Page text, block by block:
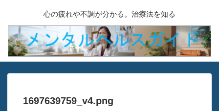
心の疲れや不調が分かる。治療法を知る
1697639759_v4.png